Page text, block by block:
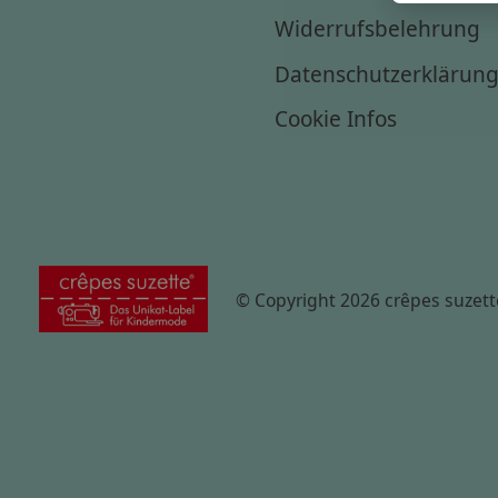
Widerrufsbelehrung
Datenschutzerklärung
Cookie Infos
© Copyright 2026 crêpes